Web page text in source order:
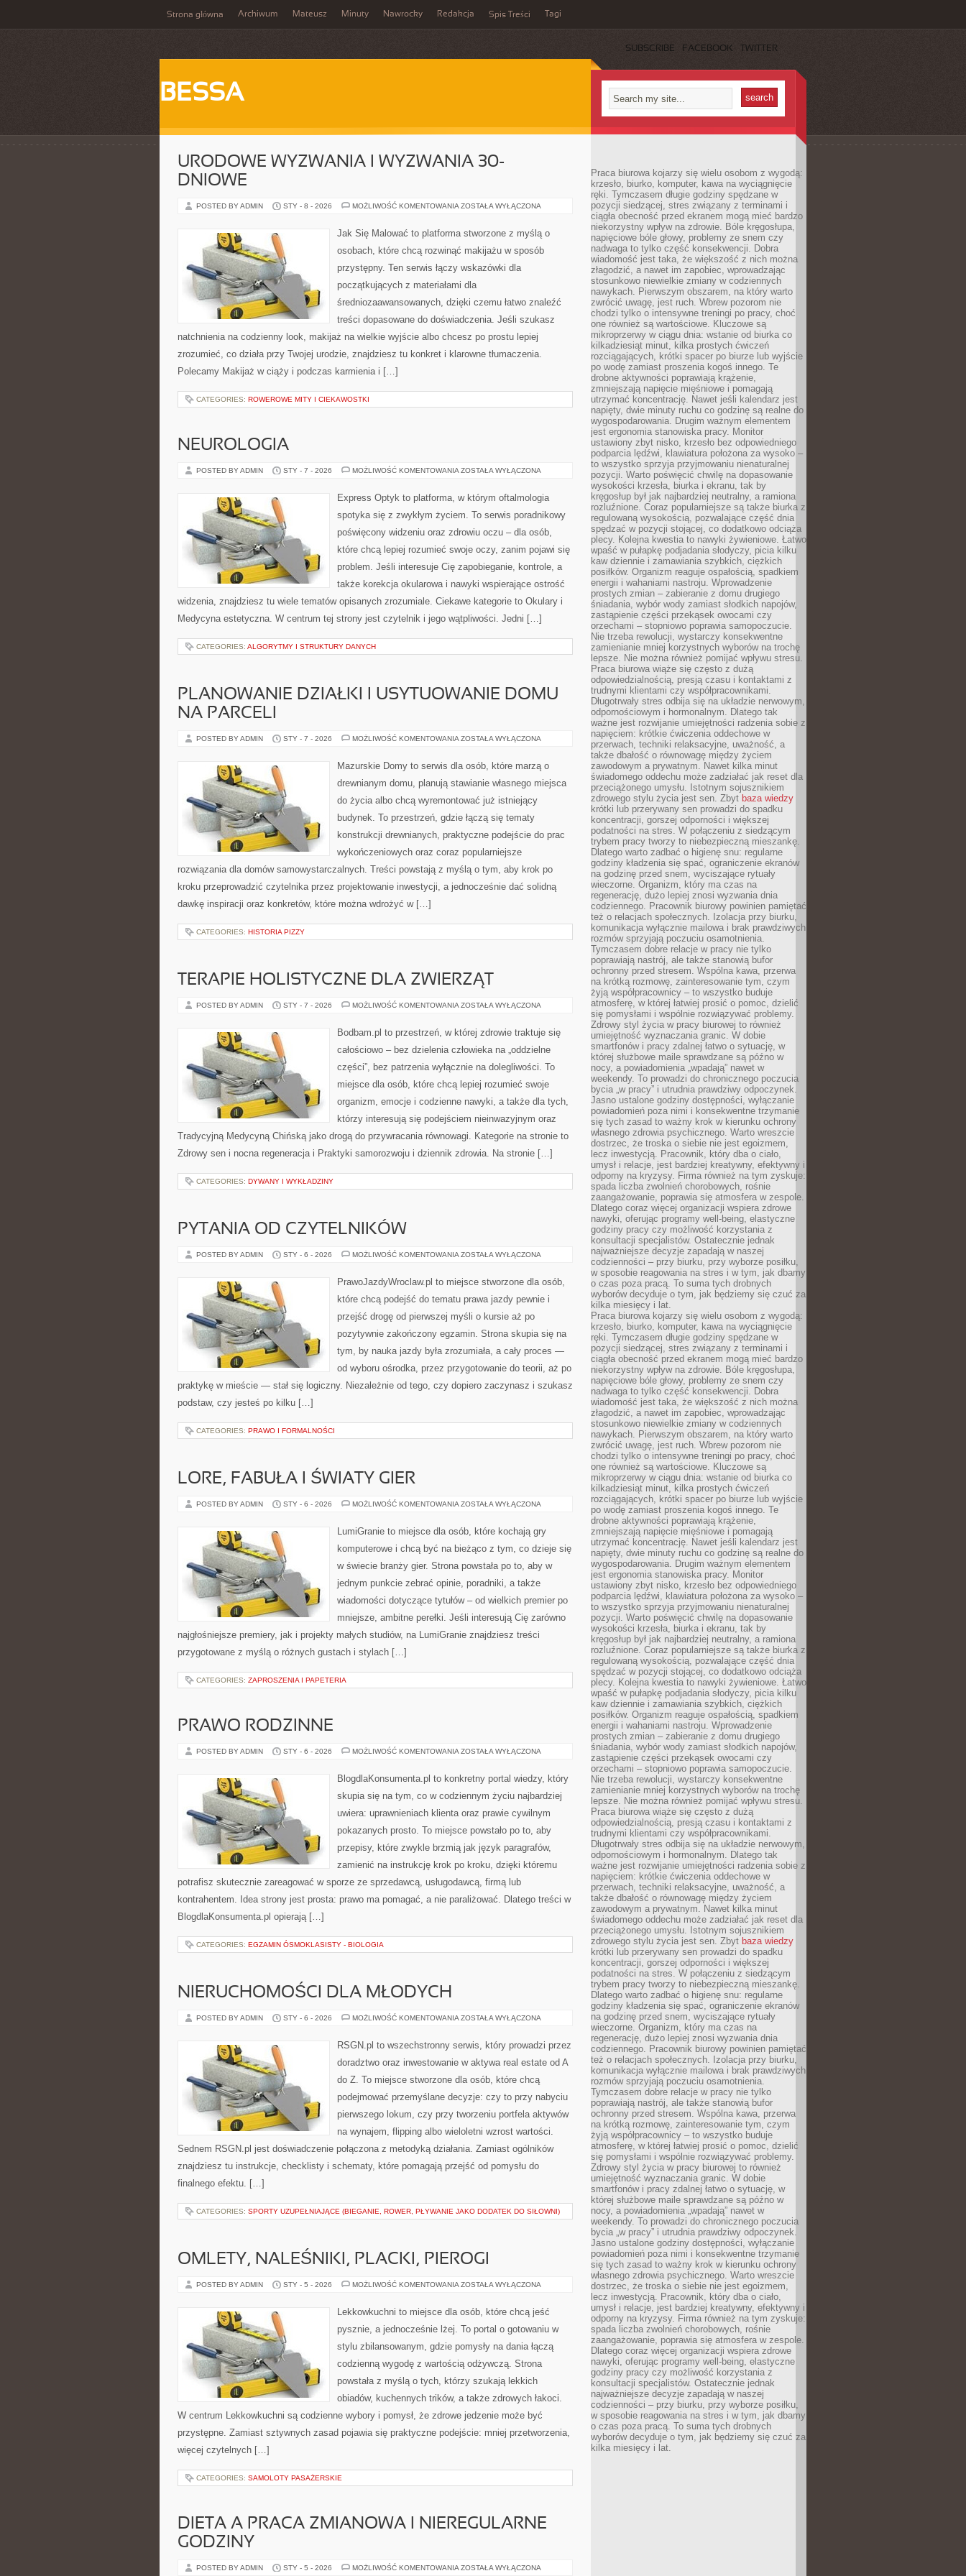
Strona główna Archiwum Mateusz Minuty Nawrocky Redakcja Spis Treści Tagi
SUBSCRIBE FACEBOOK TWITTER
BESSA
URODOWE WYZWANIA I WYZWANIA 30-
DNIOWE
POSTED BY ADMIN STY - 8 - 2026 MOŻLIWOŚĆ KOMENTOWANIA URODOWE
WYZWANIA
30-
ZOSTAŁA WYŁĄCZONA
Jak Się Malować to platforma stworzone z myślą o
osobach, które chcą rozwinąć makijażu w sposób
przystępny. Ten serwis łączy wskazówki dla
początkujących z materiałami dla
średniozaawansowanych, dzięki czemu łatwo znaleźć
treści dopasowane do doświadczenia. Jeśli szukasz
natchnienia na codzienny look, makijaż na wielkie wyjście albo chcesz po prostu lepiej
zrozumieć, co działa przy Twojej urodzie, znajdziesz tu konkret i klarowne tłumaczenia.
Polecamy Makijaż w ciąży i podczas karmienia i […]
CATEGORIES: ROWEROWE MITY I CIEKAWOSTKI
NEUROLOGIA
POSTED BY ADMIN STY - 7 - 2026 MOŻLIWOŚĆ KOMENTOWANIA NEUROLOGIA
ZOSTAŁA WYŁĄCZONA
Express Optyk to platforma, w którym oftalmologia
spotyka się z zwykłym życiem. To serwis poradnikowy
poświęcony widzeniu oraz zdrowiu oczu – dla osób,
które chcą lepiej rozumieć swoje oczy, zanim pojawi się
problem. Jeśli interesuje Cię zapobieganie, kontrole, a
także korekcja okularowa i nawyki wspierające ostrość
widzenia, znajdziesz tu wiele tematów opisanych zrozumiale. Ciekawe kategorie to Okulary i
Medycyna estetyczna. W centrum tej strony jest czytelnik i jego wątpliwości. Jedni […]
CATEGORIES: ALGORYTMY I STRUKTURY DANYCH
PLANOWANIE DZIAŁKI I USYTUOWANIE DOMU
NA PARCELI
POSTED BY ADMIN STY - 7 - 2026 MOŻLIWOŚĆ KOMENTOWANIA PLANOWANIE
USYTUOWANIE
DOMU
PARCELI
ZOSTAŁA WYŁĄCZONA
Mazurskie Domy to serwis dla osób, które marzą o
drewnianym domu, planują stawianie własnego miejsca
do życia albo chcą wyremontować już istniejący
budynek. To przestrzeń, gdzie łączą się tematy
konstrukcji drewnianych, praktyczne podejście do prac
wykończeniowych oraz coraz popularniejsze
rozwiązania dla domów samowystarczalnych. Treści powstają z myślą o tym, aby krok po
kroku przeprowadzić czytelnika przez projektowanie inwestycji, a jednocześnie dać solidną
dawkę inspiracji oraz konkretów, które można wdrożyć w […]
CATEGORIES: HISTORIA PIZZY
TERAPIE HOLISTYCZNE DLA ZWIERZĄT
POSTED BY ADMIN STY - 7 - 2026 MOŻLIWOŚĆ KOMENTOWANIA TERAPIE
ZWIERZĄT
ZOSTAŁA WYŁĄCZONA
Bodbam.pl to przestrzeń, w której zdrowie traktuje się
całościowo – bez dzielenia człowieka na „oddzielne
części”, bez patrzenia wyłącznie na dolegliwości. To
miejsce dla osób, które chcą lepiej rozumieć swoje
organizm, emocje i codzienne nawyki, a także dla tych,
którzy interesują się podejściem nieinwazyjnym oraz
Tradycyjną Medycyną Chińską jako drogą do przywracania równowagi. Kategorie na stronie to
Zdrowy sen i nocna regeneracja i Praktyki samorozwoju i dziennik zdrowia. Na stronie […]
CATEGORIES: DYWANY I WYKŁADZINY
PYTANIA OD CZYTELNIKÓW
POSTED BY ADMIN STY - 6 - 2026 MOŻLIWOŚĆ KOMENTOWANIA PYTANIA
ZOSTAŁA WYŁĄCZONA
PrawoJazdyWroclaw.pl to miejsce stworzone dla osób,
które chcą podejść do tematu prawa jazdy pewnie i
przejść drogę od pierwszej myśli o kursie aż po
pozytywnie zakończony egzamin. Strona skupia się na
tym, by nauka jazdy była zrozumiała, a cały proces —
od wyboru ośrodka, przez przygotowanie do teorii, aż po
praktykę w mieście — stał się logiczny. Niezależnie od tego, czy dopiero zaczynasz i szukasz
podstaw, czy jesteś po kilku […]
CATEGORIES: PRAWO I FORMALNOŚCI
LORE, FABUŁA I ŚWIATY GIER
POSTED BY ADMIN STY - 6 - 2026 MOŻLIWOŚĆ KOMENTOWANIA LORE,
ŚWIATY
GIER
ZOSTAŁA WYŁĄCZONA
LumiGranie to miejsce dla osób, które kochają gry
komputerowe i chcą być na bieżąco z tym, co dzieje się
w świecie branży gier. Strona powstała po to, aby w
jednym punkcie zebrać opinie, poradniki, a także
wiadomości dotyczące tytułów – od wielkich premier po
mniejsze, ambitne perełki. Jeśli interesują Cię zarówno
najgłośniejsze premiery, jak i projekty małych studiów, na LumiGranie znajdziesz treści
przygotowane z myślą o różnych gustach i stylach […]
CATEGORIES: ZAPROSZENIA I PAPETERIA
PRAWO RODZINNE
POSTED BY ADMIN STY - 6 - 2026 MOŻLIWOŚĆ KOMENTOWANIA PRAWO
ZOSTAŁA WYŁĄCZONA
BlogdlaKonsumenta.pl to konkretny portal wiedzy, który
skupia się na tym, co w codziennym życiu najbardziej
uwiera: uprawnieniach klienta oraz prawie cywilnym
pokazanych prosto. To miejsce powstało po to, aby
przepisy, które zwykle brzmią jak język paragrafów,
zamienić na instrukcję krok po kroku, dzięki któremu
potrafisz skutecznie zareagować w sporze ze sprzedawcą, usługodawcą, firmą lub
kontrahentem. Idea strony jest prosta: prawo ma pomagać, a nie paraliżować. Dlatego treści w
BlogdlaKonsumenta.pl opierają […]
CATEGORIES: EGZAMIN ÓSMOKLASISTY - BIOLOGIA
NIERUCHOMOŚCI DLA MŁODYCH
POSTED BY ADMIN STY - 6 - 2026 MOŻLIWOŚĆ KOMENTOWANIA NIERUCHOMOŚCI
ZOSTAŁA WYŁĄCZONA
RSGN.pl to wszechstronny serwis, który prowadzi przez
doradztwo oraz inwestowanie w aktywa real estate od A
do Z. To miejsce stworzone dla osób, które chcą
podejmować przemyślane decyzje: czy to przy nabyciu
pierwszego lokum, czy przy tworzeniu portfela aktywów
na wynajem, flipping albo wieloletni wzrost wartości.
Sednem RSGN.pl jest doświadczenie połączona z metodyką działania. Zamiast ogólników
znajdziesz tu instrukcje, checklisty i schematy, które pomagają przejść od pomysłu do
finalnego efektu. […]
CATEGORIES: SPORTY UZUPEŁNIAJĄCE (BIEGANIE, ROWER, PŁYWANIE JAKO DODATEK DO SIŁOWNI)
OMLETY, NALEŚNIKI, PLACKI, PIEROGI
POSTED BY ADMIN STY - 5 - 2026 MOŻLIWOŚĆ KOMENTOWANIA OMLETY,
PIEROGI
ZOSTAŁA WYŁĄCZONA
Lekkowkuchni to miejsce dla osób, które chcą jeść
pysznie, a jednocześnie lżej. To portal o gotowaniu w
stylu zbilansowanym, gdzie pomysły na dania łączą
codzienną wygodę z wartością odżywczą. Strona
powstała z myślą o tych, którzy szukają lekkich
obiadów, kuchennych trików, a także zdrowych łakoci.
W centrum Lekkowkuchni są codzienne wybory i pomysł, że zdrowe jedzenie może być
przystępne. Zamiast sztywnych zasad pojawia się praktyczne podejście: mniej przetworzenia,
więcej czytelnych […]
CATEGORIES: SAMOLOTY PASAŻERSKIE
DIETA A PRACA ZMIANOWA I NIEREGULARNE
GODZINY
POSTED BY ADMIN STY - 5 - 2026 MOŻLIWOŚĆ KOMENTOWANIA DIETA
ZOSTAŁA WYŁĄCZONA
Praca biurowa kojarzy się wielu osobom z wygodą:
krzesło, biurko, komputer, kawa na wyciągnięcie
ręki. Tymczasem długie godziny spędzane w
pozycji siedzącej, stres związany z terminami i
ciągła obecność przed ekranem mogą mieć bardzo
niekorzystny wpływ na zdrowie. Bóle kręgosłupa,
napięciowe bóle głowy, problemy ze snem czy
nadwaga to tylko część konsekwencji. Dobra
wiadomość jest taka, że większość z nich można
złagodzić, a nawet im zapobiec, wprowadzając
stosunkowo niewielkie zmiany w codziennych
nawykach. Pierwszym obszarem, na który warto
zwrócić uwagę, jest ruch. Wbrew pozorom nie
chodzi tylko o intensywne treningi po pracy, choć
one również są wartościowe. Kluczowe są
mikroprzerwy w ciągu dnia: wstanie od biurka co
kilkadziesiąt minut, kilka prostych ćwiczeń
rozciągających, krótki spacer po biurze lub wyjście
po wodę zamiast proszenia kogoś innego. Te
drobne aktywności poprawiają krążenie,
zmniejszają napięcie mięśniowe i pomagają
utrzymać koncentrację. Nawet jeśli kalendarz jest
napięty, dwie minuty ruchu co godzinę są realne do
wygospodarowania. Drugim ważnym elementem
jest ergonomia stanowiska pracy. Monitor
ustawiony zbyt nisko, krzesło bez odpowiedniego
podparcia lędźwi, klawiatura położona za wysoko –
to wszystko sprzyja przyjmowaniu nienaturalnej
pozycji. Warto poświęcić chwilę na dopasowanie
wysokości krzesła, biurka i ekranu, tak by
kręgosłup był jak najbardziej neutralny, a ramiona
rozluźnione. Coraz popularniejsze są także biurka z
regulowaną wysokością, pozwalające część dnia
spędzać w pozycji stojącej, co dodatkowo odciąża
plecy. Kolejna kwestia to nawyki żywieniowe. Łatwo
wpaść w pułapkę podjadania słodyczy, picia kilku
kaw dziennie i zamawiania szybkich, ciężkich
posiłków. Organizm reaguje ospałością, spadkiem
energii i wahaniami nastroju. Wprowadzenie
prostych zmian – zabieranie z domu drugiego
śniadania, wybór wody zamiast słodkich napojów,
zastąpienie części przekąsek owocami czy
orzechami – stopniowo poprawia samopoczucie.
Nie trzeba rewolucji, wystarczy konsekwentne
zamienianie mniej korzystnych wyborów na trochę
lepsze. Nie można również pomijać wpływu stresu.
Praca biurowa wiąże się często z dużą
odpowiedzialnością, presją czasu i kontaktami z
trudnymi klientami czy współpracownikami.
Długotrwały stres odbija się na układzie nerwowym,
odpornościowym i hormonalnym. Dlatego tak
ważne jest rozwijanie umiejętności radzenia sobie z
napięciem: krótkie ćwiczenia oddechowe w
przerwach, techniki relaksacyjne, uważność, a
także dbałość o równowagę między życiem
zawodowym a prywatnym. Nawet kilka minut
świadomego oddechu może zadziałać jak reset dla
przeciążonego umysłu. Istotnym sojusznikiem
zdrowego stylu życia jest sen. Zbyt baza wiedzy
krótki lub przerywany sen prowadzi do spadku
koncentracji, gorszej odporności i większej
podatności na stres. W połączeniu z siedzącym
trybem pracy tworzy to niebezpieczną mieszankę.
Dlatego warto zadbać o higienę snu: regularne
godziny kładzenia się spać, ograniczenie ekranów
na godzinę przed snem, wyciszające rytuały
wieczorne. Organizm, który ma czas na
regenerację, dużo lepiej znosi wyzwania dnia
codziennego. Pracownik biurowy powinien pamiętać
też o relacjach społecznych. Izolacja przy biurku,
komunikacja wyłącznie mailowa i brak prawdziwych
rozmów sprzyjają poczuciu osamotnienia.
Tymczasem dobre relacje w pracy nie tylko
poprawiają nastrój, ale także stanowią bufor
ochronny przed stresem. Wspólna kawa, przerwa
na krótką rozmowę, zainteresowanie tym, czym
żyją współpracownicy – to wszystko buduje
atmosferę, w której łatwiej prosić o pomoc, dzielić
się pomysłami i wspólnie rozwiązywać problemy.
Zdrowy styl życia w pracy biurowej to również
umiejętność wyznaczania granic. W dobie
smartfonów i pracy zdalnej łatwo o sytuację, w
której służbowe maile sprawdzane są późno w
nocy, a powiadomienia „wpadają” nawet w
weekendy. To prowadzi do chronicznego poczucia
bycia „w pracy” i utrudnia prawdziwy odpoczynek.
Jasno ustalone godziny dostępności, wyłączanie
powiadomień poza nimi i konsekwentne trzymanie
się tych zasad to ważny krok w kierunku ochrony
własnego zdrowia psychicznego. Warto wreszcie
dostrzec, że troska o siebie nie jest egoizmem,
lecz inwestycją. Pracownik, który dba o ciało,
umysł i relacje, jest bardziej kreatywny, efektywny i
odporny na kryzysy. Firma również na tym zyskuje:
spada liczba zwolnień chorobowych, rośnie
zaangażowanie, poprawia się atmosfera w zespole.
Dlatego coraz więcej organizacji wspiera zdrowe
nawyki, oferując programy well-being, elastyczne
godziny pracy czy możliwość korzystania z
konsultacji specjalistów. Ostatecznie jednak
najważniejsze decyzje zapadają w naszej
codzienności – przy biurku, przy wyborze posiłku,
w sposobie reagowania na stres i w tym, jak dbamy
o czas poza pracą. To suma tych drobnych
wyborów decyduje o tym, jak będziemy się czuć za
kilka miesięcy i lat.
Praca biurowa kojarzy się wielu osobom z wygodą:
krzesło, biurko, komputer, kawa na wyciągnięcie
ręki. Tymczasem długie godziny spędzane w
pozycji siedzącej, stres związany z terminami i
ciągła obecność przed ekranem mogą mieć bardzo
niekorzystny wpływ na zdrowie. Bóle kręgosłupa,
napięciowe bóle głowy, problemy ze snem czy
nadwaga to tylko część konsekwencji. Dobra
wiadomość jest taka, że większość z nich można
złagodzić, a nawet im zapobiec, wprowadzając
stosunkowo niewielkie zmiany w codziennych
nawykach. Pierwszym obszarem, na który warto
zwrócić uwagę, jest ruch. Wbrew pozorom nie
chodzi tylko o intensywne treningi po pracy, choć
one również są wartościowe. Kluczowe są
mikroprzerwy w ciągu dnia: wstanie od biurka co
kilkadziesiąt minut, kilka prostych ćwiczeń
rozciągających, krótki spacer po biurze lub wyjście
po wodę zamiast proszenia kogoś innego. Te
drobne aktywności poprawiają krążenie,
zmniejszają napięcie mięśniowe i pomagają
utrzymać koncentrację. Nawet jeśli kalendarz jest
napięty, dwie minuty ruchu co godzinę są realne do
wygospodarowania. Drugim ważnym elementem
jest ergonomia stanowiska pracy. Monitor
ustawiony zbyt nisko, krzesło bez odpowiedniego
podparcia lędźwi, klawiatura położona za wysoko –
to wszystko sprzyja przyjmowaniu nienaturalnej
pozycji. Warto poświęcić chwilę na dopasowanie
wysokości krzesła, biurka i ekranu, tak by
kręgosłup był jak najbardziej neutralny, a ramiona
rozluźnione. Coraz popularniejsze są także biurka z
regulowaną wysokością, pozwalające część dnia
spędzać w pozycji stojącej, co dodatkowo odciąża
plecy. Kolejna kwestia to nawyki żywieniowe. Łatwo
wpaść w pułapkę podjadania słodyczy, picia kilku
kaw dziennie i zamawiania szybkich, ciężkich
posiłków. Organizm reaguje ospałością, spadkiem
energii i wahaniami nastroju. Wprowadzenie
prostych zmian – zabieranie z domu drugiego
śniadania, wybór wody zamiast słodkich napojów,
zastąpienie części przekąsek owocami czy
orzechami – stopniowo poprawia samopoczucie.
Nie trzeba rewolucji, wystarczy konsekwentne
zamienianie mniej korzystnych wyborów na trochę
lepsze. Nie można również pomijać wpływu stresu.
Praca biurowa wiąże się często z dużą
odpowiedzialnością, presją czasu i kontaktami z
trudnymi klientami czy współpracownikami.
Długotrwały stres odbija się na układzie nerwowym,
odpornościowym i hormonalnym. Dlatego tak
ważne jest rozwijanie umiejętności radzenia sobie z
napięciem: krótkie ćwiczenia oddechowe w
przerwach, techniki relaksacyjne, uważność, a
także dbałość o równowagę między życiem
zawodowym a prywatnym. Nawet kilka minut
świadomego oddechu może zadziałać jak reset dla
przeciążonego umysłu. Istotnym sojusznikiem
zdrowego stylu życia jest sen. Zbyt baza wiedzy
krótki lub przerywany sen prowadzi do spadku
koncentracji, gorszej odporności i większej
podatności na stres. W połączeniu z siedzącym
trybem pracy tworzy to niebezpieczną mieszankę.
Dlatego warto zadbać o higienę snu: regularne
godziny kładzenia się spać, ograniczenie ekranów
na godzinę przed snem, wyciszające rytuały
wieczorne. Organizm, który ma czas na
regenerację, dużo lepiej znosi wyzwania dnia
codziennego. Pracownik biurowy powinien pamiętać
też o relacjach społecznych. Izolacja przy biurku,
komunikacja wyłącznie mailowa i brak prawdziwych
rozmów sprzyjają poczuciu osamotnienia.
Tymczasem dobre relacje w pracy nie tylko
poprawiają nastrój, ale także stanowią bufor
ochronny przed stresem. Wspólna kawa, przerwa
na krótką rozmowę, zainteresowanie tym, czym
żyją współpracownicy – to wszystko buduje
atmosferę, w której łatwiej prosić o pomoc, dzielić
się pomysłami i wspólnie rozwiązywać problemy.
Zdrowy styl życia w pracy biurowej to również
umiejętność wyznaczania granic. W dobie
smartfonów i pracy zdalnej łatwo o sytuację, w
której służbowe maile sprawdzane są późno w
nocy, a powiadomienia „wpadają” nawet w
weekendy. To prowadzi do chronicznego poczucia
bycia „w pracy” i utrudnia prawdziwy odpoczynek.
Jasno ustalone godziny dostępności, wyłączanie
powiadomień poza nimi i konsekwentne trzymanie
się tych zasad to ważny krok w kierunku ochrony
własnego zdrowia psychicznego. Warto wreszcie
dostrzec, że troska o siebie nie jest egoizmem,
lecz inwestycją. Pracownik, który dba o ciało,
umysł i relacje, jest bardziej kreatywny, efektywny i
odporny na kryzysy. Firma również na tym zyskuje:
spada liczba zwolnień chorobowych, rośnie
zaangażowanie, poprawia się atmosfera w zespole.
Dlatego coraz więcej organizacji wspiera zdrowe
nawyki, oferując programy well-being, elastyczne
godziny pracy czy możliwość korzystania z
konsultacji specjalistów. Ostatecznie jednak
najważniejsze decyzje zapadają w naszej
codzienności – przy biurku, przy wyborze posiłku,
w sposobie reagowania na stres i w tym, jak dbamy
o czas poza pracą. To suma tych drobnych
wyborów decyduje o tym, jak będziemy się czuć za
kilka miesięcy i lat.